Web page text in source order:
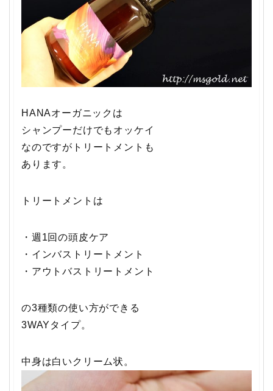
HANAオーガニックは
シャンプーだけでもオッケイ
なのですがトリートメントも
あります。
トリートメントは
・週1回の頭皮ケア
・インバストリートメント
・アウトバストリートメント
の3種類の使い方ができる
3WAYタイプ。
中身は白いクリーム状。